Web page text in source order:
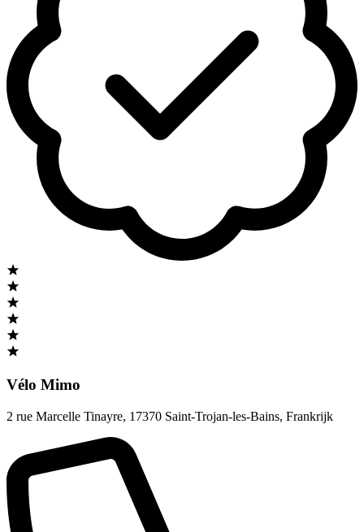
Vélo Mimo
2 rue Marcelle Tinayre, 17370 Saint-Trojan-les-Bains, Frankrijk